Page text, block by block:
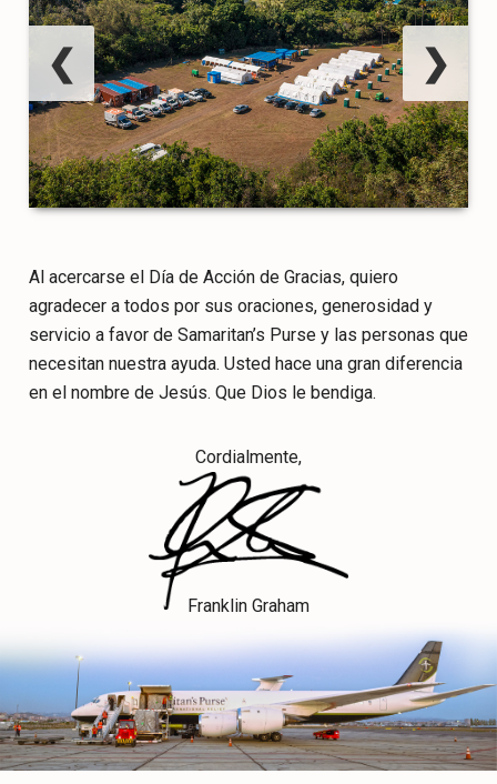
❮ ❯
Al acercarse el Día de Acción de Gracias, quiero
agradecer a todos por sus oraciones, generosidad y
servicio a favor de Samaritan’s Purse y las personas que
necesitan nuestra ayuda. Usted hace una gran diferencia
en el nombre de Jesús. Que Dios le bendiga.
Cordialmente,
Franklin Graham